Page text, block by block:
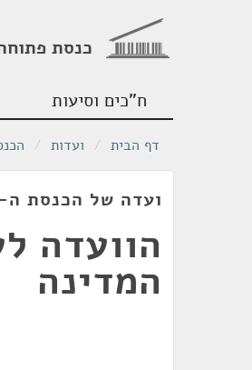
כנסת
ח"כים וסיעות
דף הבית / ועדות /
ועדה של הכנסת ה-25
הוועדה
המדינה